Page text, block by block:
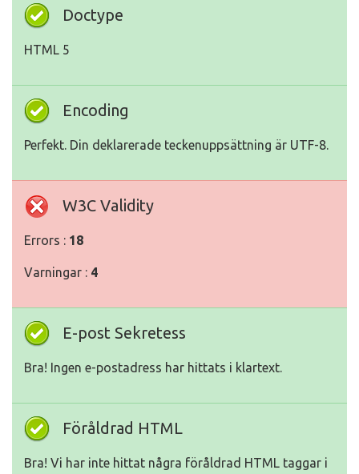
Doctype
HTML 5
Encoding
Perfekt. Din deklarerade teckenuppsättning är UTF-8.
W3C Validity
Errors : 18
Varningar : 4
E-post Sekretess
Bra! Ingen e-postadress har hittats i klartext.
Föråldrad HTML
Bra! Vi har inte hittat några föråldrad HTML taggar i